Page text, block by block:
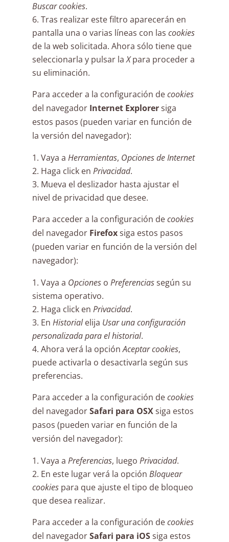
Buscar cookies.
Tras realizar este filtro aparecerán en
pantalla una o varias líneas con las cookies
de la web solicitada. Ahora sólo tiene que
seleccionarla y pulsar laXpara proceder a
su eliminación.
Para acceder a la configuración decookies
del navegador Internet Explorersiga
estos pasos (pueden variar en función de
la versión del navegador):
Vaya a Herramientas, Opciones de Internet
Haga click en Privacidad.
Mueva el deslizador hasta ajustar el
nivel de privacidad que desee.
Para acceder a la configuración decookies
del navegador Firefoxsiga estos pasos
(pueden variar en función de la versión del
navegador):
Vaya a Opcioneso Preferenciassegún su
sistema operativo.
Haga click en Privacidad.
En Historialelija Usar una configuración
personalizada para el historial.
Ahora verá la opciónAceptar cookies,
puede activarla o desactivarla según sus
preferencias.
Para acceder a la configuración decookies
del navegadorSafari para OSXsiga estos
pasos (pueden variar en función de la
versión del navegador):
Vaya a Preferencias, luego Privacidad.
En este lugar verá la opción Bloquear
cookiespara que ajuste el tipo de bloqueo
que desea realizar.
Para acceder a la configuración decookies
del navegadorSafari para iOSsiga estos